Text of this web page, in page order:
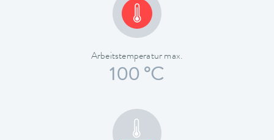
Arbeitstemperatur max.
100 °C